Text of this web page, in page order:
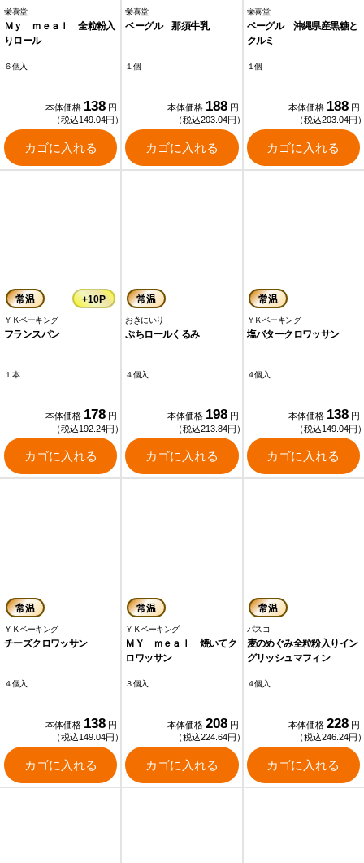
栄喜堂
Ｍｙ ｍｅａｌ 全粒粉入
りロール
６個入
本体価格 138 円
（税込149.04円）
カゴに入れる
栄喜堂
ベーグル 那須牛乳
１個
本体価格 188 円
（税込203.04円）
カゴに入れる
栄喜堂
ベーグル 沖縄県産黒糖と
クルミ
１個
本体価格 188 円
（税込203.04円
カゴに入れる
常温 +10P
ＹＫベーキング
フランスパン
１本
本体価格 178 円
（税込192.24円）
カゴに入れる
常温
おきにいり
ぷちロールくるみ
４個入
本体価格 198 円
（税込213.84円）
カゴに入れる
常温
ＹＫベーキング
塩バタークロワッサン
４個入
本体価格 138 円
（税込149.04円
カゴに入れる
常温
ＹＫベーキング
チーズクロワッサン
４個入
本体価格 138 円
（税込149.04円）
カゴに入れる
常温
ＹＫベーキング
ＭＹ ｍｅａｌ 焼いてク
ロワッサン
３個入
本体価格 208 円
（税込224.64円）
カゴに入れる
常温
パスコ
麦のめぐみ全粒粉入りイン
グリッシュマフィン
４個入
本体価格 228 円
（税込246.24円
カゴに入れる